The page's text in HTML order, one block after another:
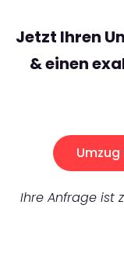
Jetzt Ihren
& einen
Ihre Anfrage ist